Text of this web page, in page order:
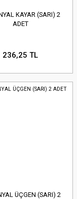
KAYAR (SARI) 2
ADET
236,25 TL
ÜÇGEN (SARI) 2